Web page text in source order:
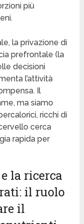
più
la privazione di
prefrontale (la
decisioni
l’attività
Il
ma siamo
ricchi di
cerca
rapida per
la ricerca
il ruolo
il